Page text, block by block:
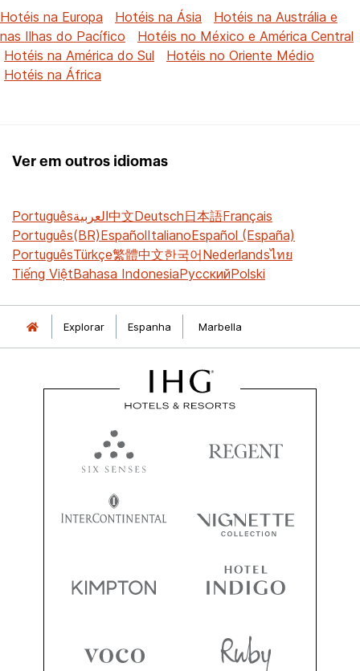
Hotéis na Europa
Hotéis na Ásia
Hotéis na Austrália e
nas Ilhas do Pacífico
Hotéis no México e América Central
Hotéis na América do Sul
Hotéis no Oriente Médio
Hotéis na África
Ver em outros idiomas
Portuguêsالعربية中文Deutsch日本語Français
Português(BR)EspañolItalianoEspañol (España)
PortuguêsTürkçe繁體中文한국어Nederlandsไทย
Tiếng ViệtBahasa IndonesiaРусскийPolski
Explorar Espanha Marbella